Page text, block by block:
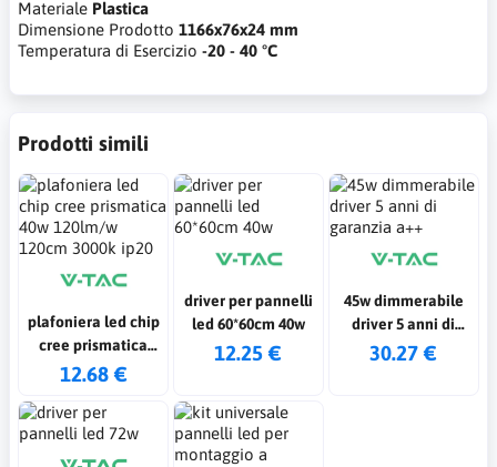
Materiale Plastica
Dimensione Prodotto 1166x76x24 mm
Temperatura di Esercizio -20 - 40 °C
Prodotti simili
plafoniera led chip
cree prismatica
40w 120lm/w 120cm
12.68 €
driver per pannelli
led 60*60cm 40w
12.25 €
45w dimmerabile
driver 5 anni di
garanzia a++
30.27 €